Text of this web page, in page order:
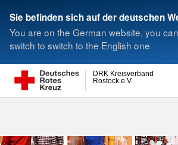
Sie befinden sich auf der deutschen
You are on the German website, you
switch to switch to the English one
Rostock e.V.
DRK Kreisverband